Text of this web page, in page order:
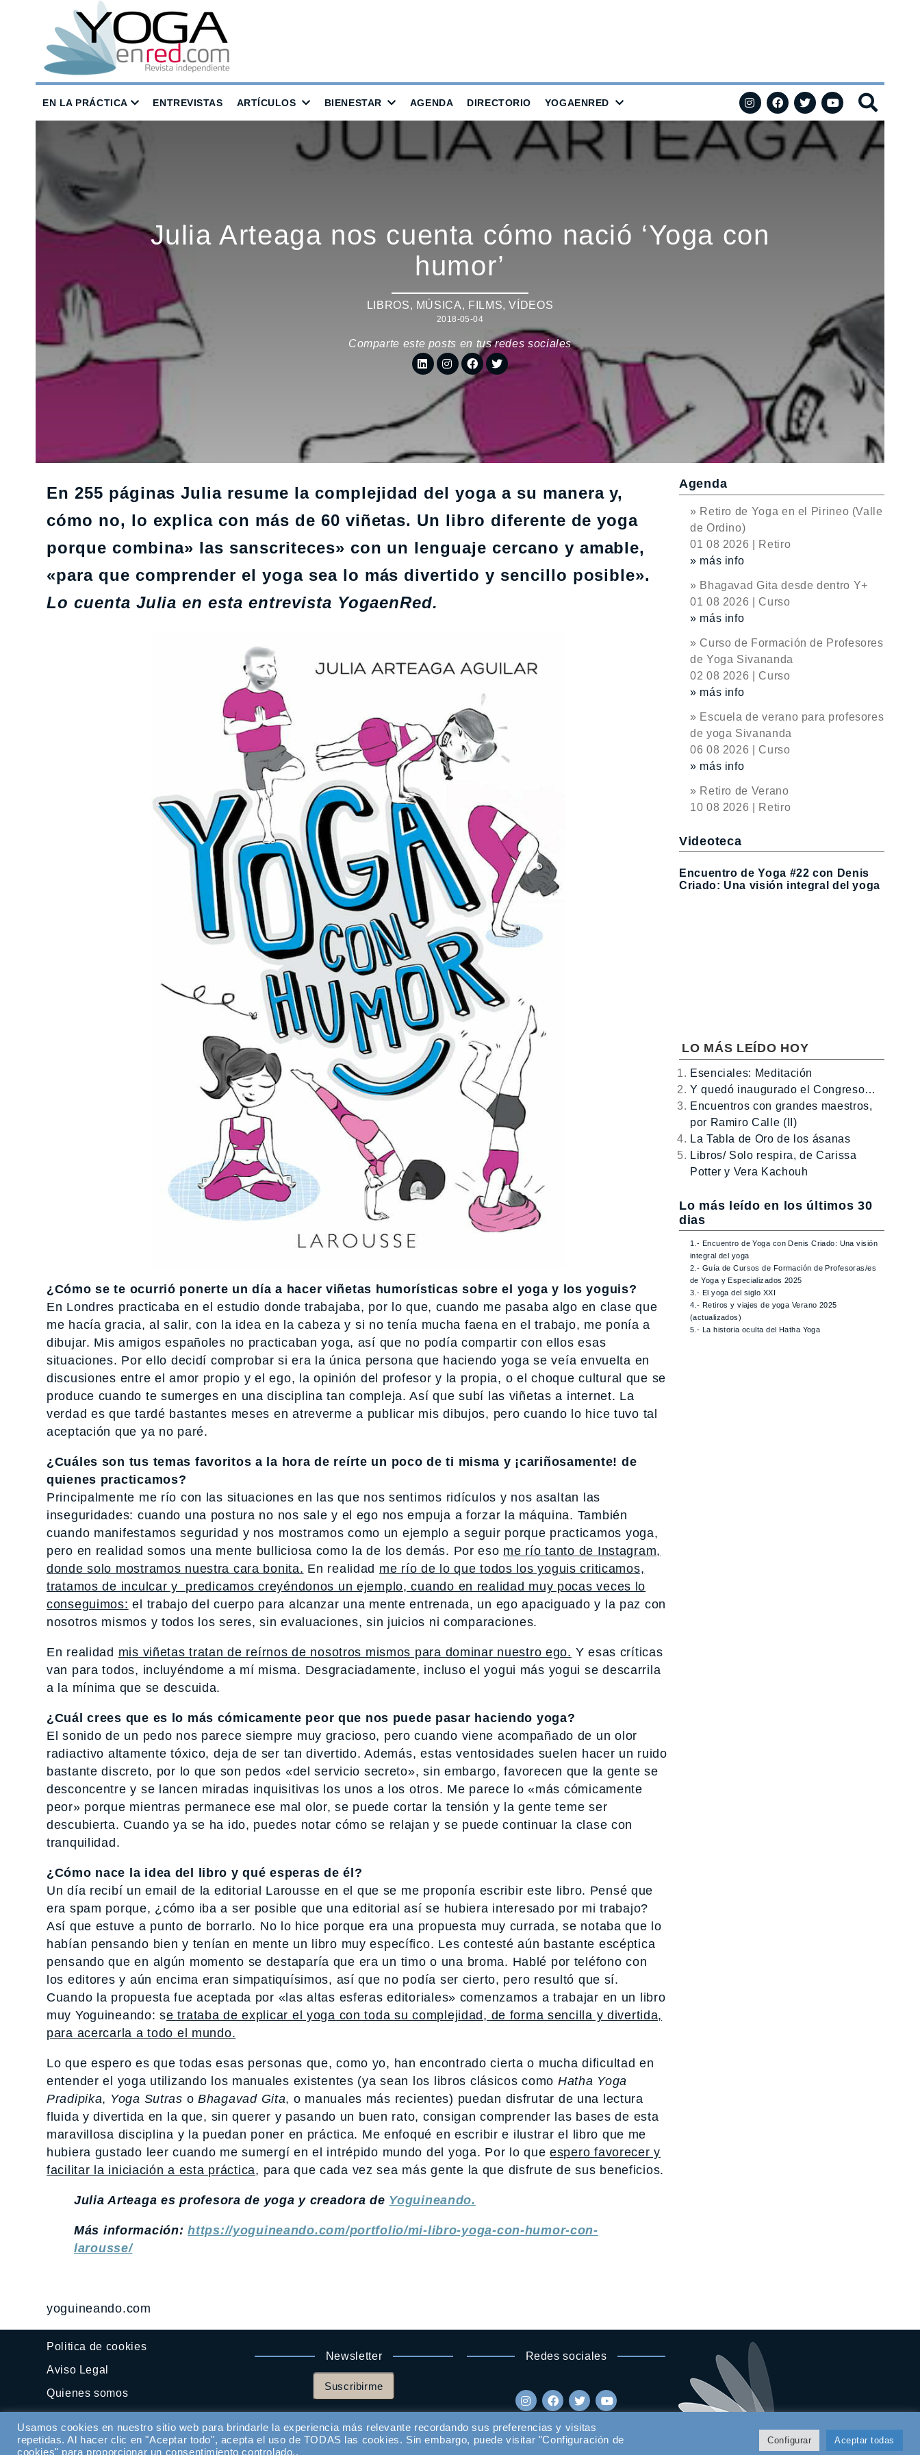
EN LA PRÁCTICA ENTREVISTAS ARTÍCULOS BIENESTAR AGENDA DIRECTORIO YOGAENRED
Julia Arteaga nos cuenta cómo nació ‘Yoga con
humor’
LIBROS, MÚSICA, FILMS, VÍDEOS
2018-05-04
Comparte este posts en tus redes sociales
En 255 páginas Julia resume la complejidad del yoga a su manera y,
cómo no, lo explica con más de 60 viñetas. Un libro diferente de yoga
porque combina» las sanscriteces» con un lenguaje cercano y amable,
«para que comprender el yoga sea lo más divertido y sencillo posible».
Lo cuenta Julia en esta entrevista YogaenRed.
¿Cómo se te ocurrió ponerte un día a hacer viñetas humorísticas sobre el yoga y los yoguis?
En Londres practicaba en el estudio donde trabajaba, por lo que, cuando me pasaba algo en clase que
me hacía gracia, al salir, con la idea en la cabeza y si no tenía mucha faena en el trabajo, me ponía a
dibujar. Mis amigos españoles no practicaban yoga, así que no podía compartir con ellos esas
situaciones. Por ello decidí comprobar si era la única persona que haciendo yoga se veía envuelta en
discusiones entre el amor propio y el ego, la opinión del profesor y la propia, o el choque cultural que se
produce cuando te sumerges en una disciplina tan compleja. Así que subí las viñetas a internet. La
verdad es que tardé bastantes meses en atreverme a publicar mis dibujos, pero cuando lo hice tuvo tal
aceptación que ya no paré.
¿Cuáles son tus temas favoritos a la hora de reírte un poco de ti misma y ¡cariñosamente! de
quienes practicamos?
Principalmente me río con las situaciones en las que nos sentimos ridículos y nos asaltan las
inseguridades: cuando una postura no nos sale y el ego nos empuja a forzar la máquina. También
cuando manifestamos seguridad y nos mostramos como un ejemplo a seguir porque practicamos yoga,
pero en realidad somos una mente bulliciosa como la de los demás. Por eso me río tanto de Instagram,
donde solo mostramos nuestra cara bonita. En realidad me río de lo que todos los yoguis criticamos,
tratamos de inculcar y predicamos creyéndonos un ejemplo, cuando en realidad muy pocas veces lo
conseguimos: el trabajo del cuerpo para alcanzar una mente entrenada, un ego apaciguado y la paz con
nosotros mismos y todos los seres, sin evaluaciones, sin juicios ni comparaciones.
En realidad mis viñetas tratan de reírnos de nosotros mismos para dominar nuestro ego. Y esas críticas
van para todos, incluyéndome a mí misma. Desgraciadamente, incluso el yogui más yogui se descarrila
a la mínima que se descuida.
¿Cuál crees que es lo más cómicamente peor que nos puede pasar haciendo yoga?
El sonido de un pedo nos parece siempre muy gracioso, pero cuando viene acompañado de un olor
radiactivo altamente tóxico, deja de ser tan divertido. Además, estas ventosidades suelen hacer un ruido
bastante discreto, por lo que son pedos «del servicio secreto», sin embargo, favorecen que la gente se
desconcentre y se lancen miradas inquisitivas los unos a los otros. Me parece lo «más cómicamente
peor» porque mientras permanece ese mal olor, se puede cortar la tensión y la gente teme ser
descubierta. Cuando ya se ha ido, puedes notar cómo se relajan y se puede continuar la clase con
tranquilidad.
¿Cómo nace la idea del libro y qué esperas de él?
Un día recibí un email de la editorial Larousse en el que se me proponía escribir este libro. Pensé que
era spam porque, ¿cómo iba a ser posible que una editorial así se hubiera interesado por mi trabajo?
Así que estuve a punto de borrarlo. No lo hice porque era una propuesta muy currada, se notaba que lo
habían pensando bien y tenían en mente un libro muy específico. Les contesté aún bastante escéptica
pensando que en algún momento se destaparía que era un timo o una broma. Hablé por teléfono con
los editores y aún encima eran simpatiquísimos, así que no podía ser cierto, pero resultó que sí.
Cuando la propuesta fue aceptada por «las altas esferas editoriales» comenzamos a trabajar en un libro
muy Yoguineando: se trataba de explicar el yoga con toda su complejidad, de forma sencilla y divertida,
para acercarla a todo el mundo.
Lo que espero es que todas esas personas que, como yo, han encontrado cierta o mucha dificultad en
entender el yoga utilizando los manuales existentes (ya sean los libros clásicos como Hatha Yoga
Pradipika, Yoga Sutras oBhagavad Gita, o manuales más recientes) puedan disfrutar de una lectura
fluida y divertida en la que, sin querer y pasando un buen rato, consigan comprender las bases de esta
maravillosa disciplina y la puedan poner en práctica. Me enfoqué en escribir e ilustrar el libro que me
hubiera gustado leer cuando me sumergí en el intrépido mundo del yoga. Por lo queespero favorecer y
facilitar la iniciación a esta práctica, para que cada vez sea más gente la que disfrute de sus beneficios.
Julia Arteaga es profesora de yoga y creadora de Yoguineando.
Más información:https://yoguineando.com/portfolio/mi-libro-yoga-con-humor-con-
larousse/
yoguineando.com
Agenda
» Retiro de Yoga en el Pirineo (Valle
de Ordino)
01 08 2026 | Retiro
» más info
» Bhagavad Gita desde dentro Y+
01 08 2026 | Curso
» más info
» Curso de Formación de Profesores
de Yoga Sivananda
02 08 2026 | Curso
» más info
» Escuela de verano para profesores
de yoga Sivananda
06 08 2026 | Curso
» más info
» Retiro de Verano
10 08 2026 | Retiro
Videoteca
Encuentro de Yoga #22 con Denis
Criado: Una visión integral del yoga
LO MÁS LEÍDO HOY
Esenciales: Meditación
Y quedó inaugurado el Congreso…
Encuentros con grandes maestros,
por Ramiro Calle (II)
La Tabla de Oro de los ásanas
Libros/ Solo respira, de Carissa
Potter y Vera Kachouh
Lo más leído en los últimos 30
dias
1.- Encuentro de Yoga con Denis Criado: Una visión
integral del yoga
2.- Guía de Cursos de Formación de Profesoras/es
de Yoga y Especializados 2025
3.- El yoga del siglo XXI
4.- Retiros y viajes de yoga Verano 2025
(actualizados)
5.- La historia oculta del Hatha Yoga
Politica de cookies
Aviso Legal
Quienes somos
Newsletter
Suscribirme
Redes sociales
Usamos cookies en nuestro sitio web para brindarle la experiencia más relevante recordando sus preferencias y visitas
repetidas. Al hacer clic en "Aceptar todo", acepta el uso de TODAS las cookies. Sin embargo, puede visitar "Configuración de
cookies" para proporcionar un consentimiento controlado..
Configurar Aceptar todas